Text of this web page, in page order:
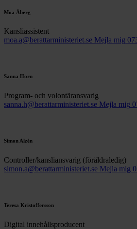
Moa Åberg
Kansliassistent
moa.a@berattarministeriet.se Mejla mig
Sanna Horn
Program- och volontäransvarig
sanna.h@berattarministeriet.se Mejla mig
Simon Alzén
Controller/kansliansvarig (föräldraledig)
simon.a@berattarministeriet.se Mejla mig
Teresa Kristoffersson
Digital innehållsproducent